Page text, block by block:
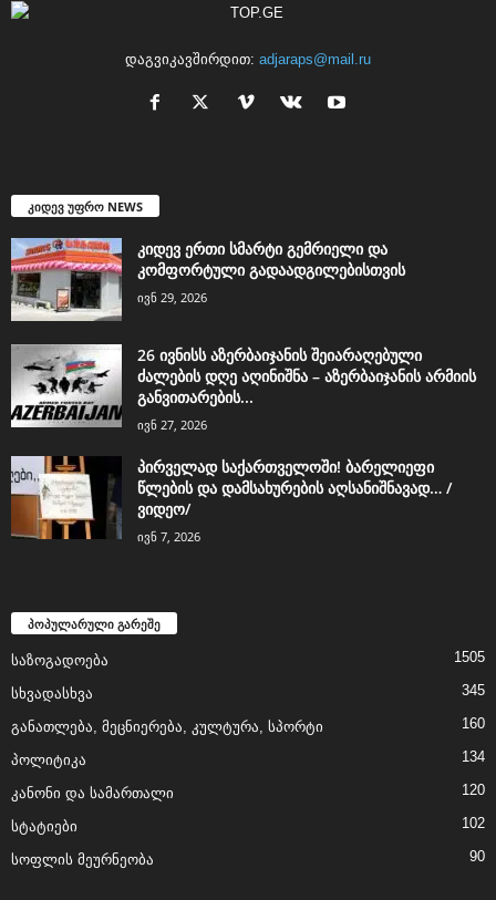
დაგვიკავშირდით: adjaraps@mail.ru
კიდევ უფრო NEWS
კიდევ ერთი სმარტი გემრიელი და
კომფორტული გადაადგილებისთვის
ივნ 29, 2026
26 ივნისს აზერბაიჯანის შეიარაღებული
ძალების დღე აღინიშნა – აზერბაიჯანის არმიის
განვითარების...
ივნ 27, 2026
პირველად საქართველოში! ბარელიეფი
წლების და დამსახურების აღსანიშნავად… /
ვიდეო/
ივნ 7, 2026
პოპულარული გარეშე
საზოგადოება 1505
სხვადასხვა 345
განათლება, მეცნიერება, კულტურა, სპორტი 160
პოლიტიკა 134
კანონი და სამართალი 120
სტატიები 102
სოფლის მეურნეობა 90